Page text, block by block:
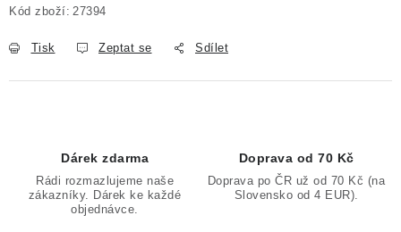
Kód zboží: 27394
Tisk Zeptat se Sdílet
Dárek zdarma
Rádi rozmazlujeme naše
zákazníky. Dárek ke každé
objednávce.
Doprava od 70 Kč
Doprava po ČR už od 70 Kč (na
Slovensko od 4 EUR).